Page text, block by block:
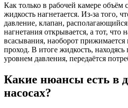
Как только в рабочей камере объём
жидкость нагнетается. Из-за того,
давление, клапан,
нагнетания открывается, а тот, что
всасывания, наоборот прижимается
проход. В итоге жидкость,
уровнем давления, передаётся
Какие нюансы есть в
насосах?